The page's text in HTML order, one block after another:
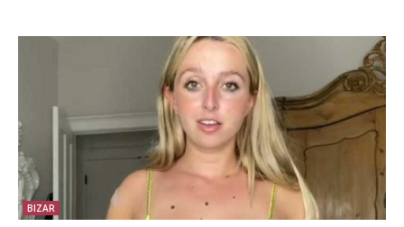
BIZAR